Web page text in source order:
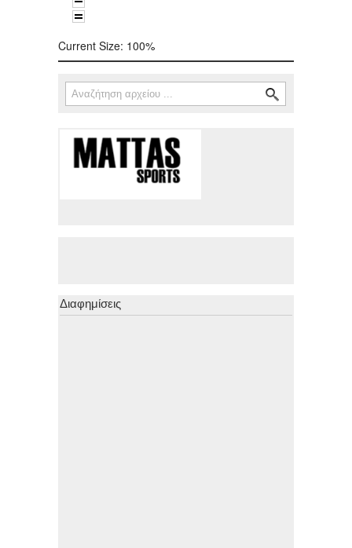
Current Size: 100%
Φόρμα αναζήτησης
Αναζήτηση
Διαφημίσεις